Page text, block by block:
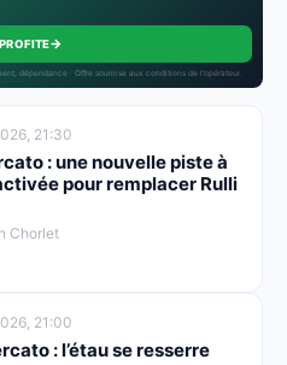
→
dépendance · Offre soumise aux conditions de l’opérateur.
21:30
: une nouvelle piste à
pour remplacer Rulli
Chorlet
21:00
: l’étau se resserre